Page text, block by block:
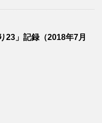
23」記録（2018年7月